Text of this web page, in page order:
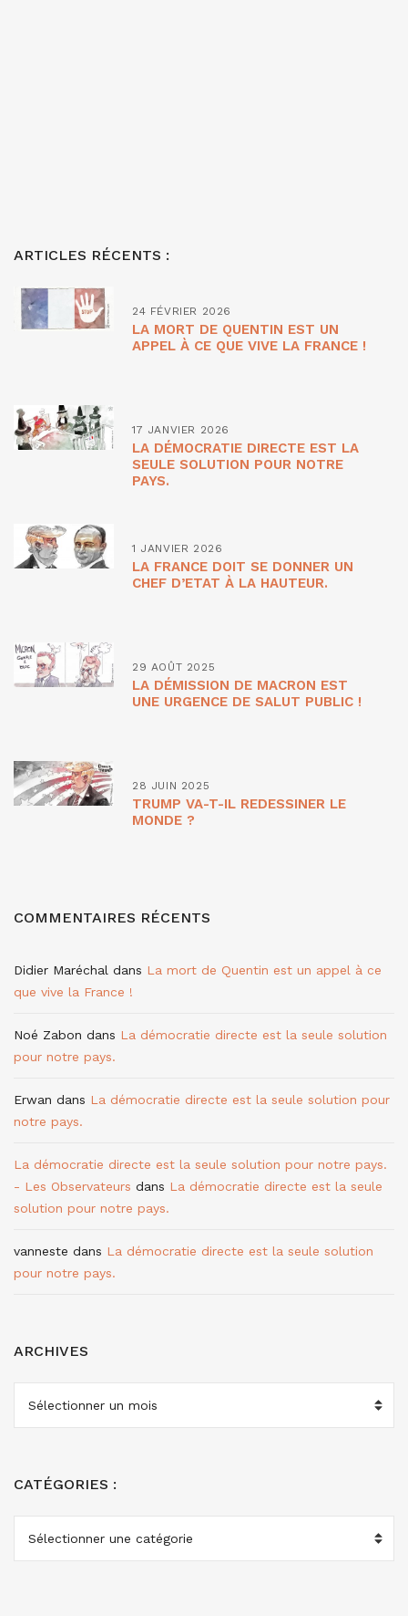
ARTICLES RÉCENTS :
24 FÉVRIER 2026
LA MORT DE QUENTIN EST UN
APPEL À CE QUE VIVE LA FRANCE !
17 JANVIER 2026
LA DÉMOCRATIE DIRECTE EST LA
SEULE SOLUTION POUR NOTRE
PAYS.
1 JANVIER 2026
LA FRANCE DOIT SE DONNER UN
CHEF D’ETAT À LA HAUTEUR.
29 AOÛT 2025
LA DÉMISSION DE MACRON EST
UNE URGENCE DE SALUT PUBLIC !
28 JUIN 2025
TRUMP VA-T-IL REDESSINER LE
MONDE ?
COMMENTAIRES RÉCENTS
Didier Maréchal dans La mort de Quentin est un appel à ce
que vive la France !
Noé Zabon dans La démocratie directe est la seule solution
pour notre pays.
Erwan dans La démocratie directe est la seule solution pour
notre pays.
La démocratie directe est la seule solution pour notre pays.
- Les Observateurs dans La démocratie directe est la seule
solution pour notre pays.
vanneste dans La démocratie directe est la seule solution
pour notre pays.
ARCHIVES
ARCHIVES
CATÉGORIES :
CATÉGORIES